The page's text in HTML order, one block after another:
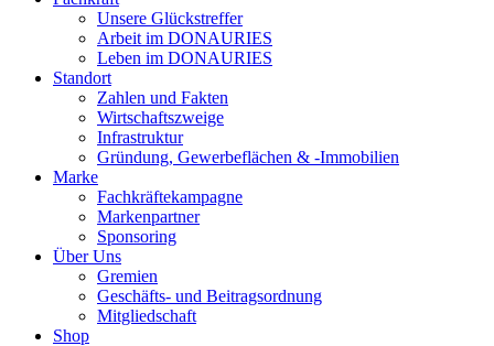
Unsere Glückstreffer
Arbeit im DONAURIES
Leben im DONAURIES
Standort
Zahlen und Fakten
Wirtschaftszweige
Infrastruktur
Gründung, Gewerbeflächen & -Immobilien
Marke
Fachkräftekampagne
Markenpartner
Sponsoring
Über Uns
Gremien
Geschäfts- und Beitragsordnung
Mitgliedschaft
Shop